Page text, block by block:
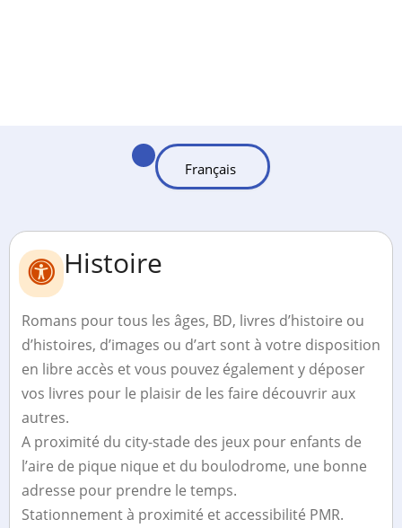
Histoire
Romans pour tous les âges, BD, livres d’histoire ou
d’histoires, d’images ou d’art sont à votre disposition
en libre accès et vous pouvez également y déposer
vos livres pour le plaisir de les faire découvrir aux
autres.
A proximité du city-stade des jeux pour enfants de
l’aire de pique nique et du boulodrome, une bonne
adresse pour prendre le temps.
Stationnement à proximité et accessibilité PMR.